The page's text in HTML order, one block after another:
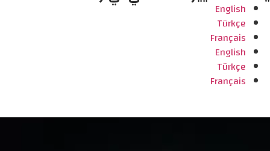
English
Türkçe
Français
English
Türkçe
Français